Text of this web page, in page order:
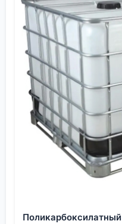
провести реакцию в
логистику,
и найти устойчивые
продукции в различных
промышленности.